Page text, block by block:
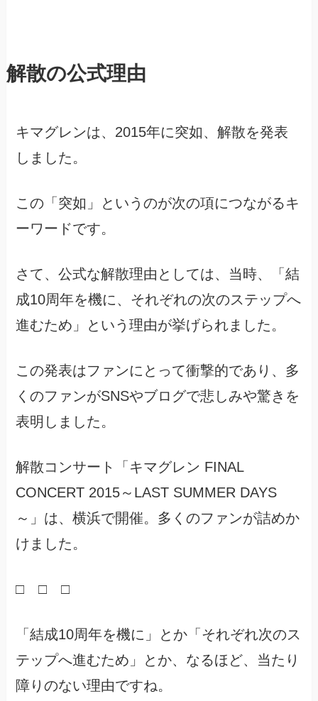
解散の公式理由
キマグレンは、2015年に突如、解散を発表
しました。
この「突如」というのが次の項につながるキ
ーワードです。
さて、公式な解散理由としては、当時、「結
成10周年を機に、それぞれの次のステップへ
進むため」という理由が挙げられました。
この発表はファンにとって衝撃的であり、多
くのファンがSNSやブログで悲しみや驚きを
表明しました。
解散コンサート「キマグレン FINAL
CONCERT 2015～LAST SUMMER DAYS
～」は、横浜で開催。多くのファンが詰めか
けました。
□ □ □
「結成10周年を機に」とか「それぞれ次のス
テップへ進むため」とか、なるほど、当たり
障りのない理由ですね。